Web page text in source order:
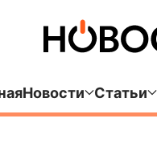
Новости Статьи